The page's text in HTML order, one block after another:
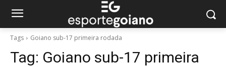
Tags Goiano sub-17 primeira rodada
Tag: Goiano sub-17 primeira